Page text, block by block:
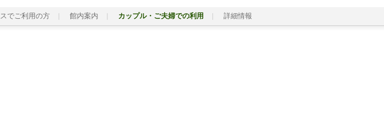
でご利用の方 館内案内 カップル・ご夫婦での利用 詳細情報